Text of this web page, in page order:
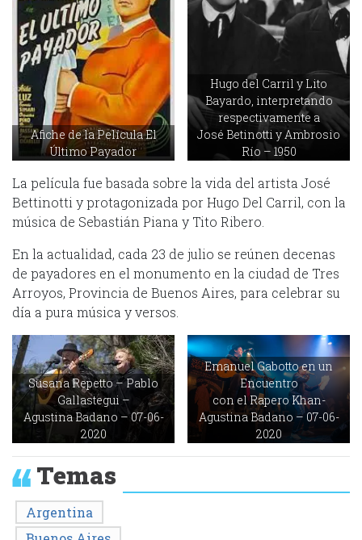
Afiche de la Película El
Último Payador
Hugo del Carril y Lito
Bayardo, interpretando
respectivamente a
José Betinotti y Ambrosio
Río – 1950
La película fue basada sobre la vida del artista José
Bettinotti y protagonizada por Hugo Del Carril, con la
música de Sebastián Piana y Tito Ribero.
En la actualidad, cada 23 de julio se reúnen decenas
de payadores en el monumento en la ciudad de Tres
Arroyos, Provincia de Buenos Aires, para celebrar su
día a pura música y versos.
Susana Repetto – Pablo
Gallastegui –
Agustina Badano – 07-06-
2020
Emanuel Gabotto en un
Encuentro
con el Rapero Khan-
Agustina Badano – 07-06-
2020
Temas
Argentina